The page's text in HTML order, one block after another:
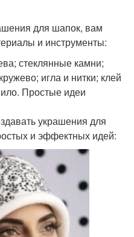
для шапок, вам
и инструменты:
стеклянные камни;
игла и нитки; клей
Простые идеи
украшения для
и эффектных идей: